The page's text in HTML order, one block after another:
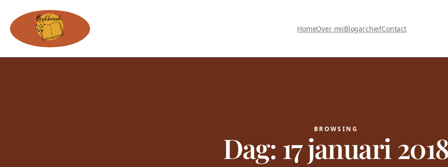
HomeOver mijBlogarchiefContact
BROWSING
Dag: 17 januari